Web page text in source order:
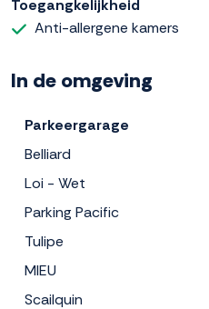
Toegangkelijkheid
Anti-allergene kamers
In de omgeving
Parkeergarage
Belliard
Loi - Wet
Parking Pacific
Tulipe
MIEU
Scailquin